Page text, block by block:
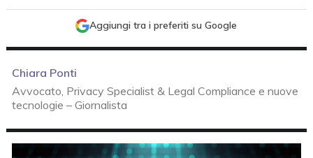
Aggiungi tra i preferiti su Google
Chiara Ponti
Avvocato, Privacy Specialist & Legal Compliance e nuove
tecnologie – Giornalista